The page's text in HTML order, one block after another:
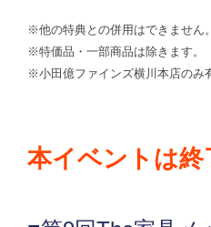
※他の特典との併用はできません。
※特価品・一部商品は除きます。
※小田億ファインズ横川本店のみ
本イベントは終